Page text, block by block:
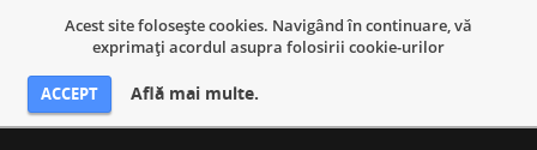
Acest site foloseşte cookies. Navigând în continuare, vă
exprimaţi acordul asupra folosirii cookie-urilor
ACCEPT Află mai multe.